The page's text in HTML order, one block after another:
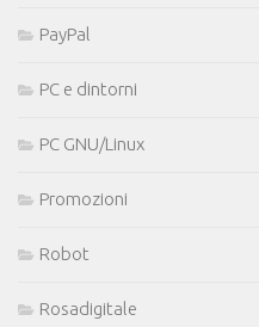
PayPal
PC e dintorni
PC GNU/Linux
Promozioni
Robot
Rosadigitale